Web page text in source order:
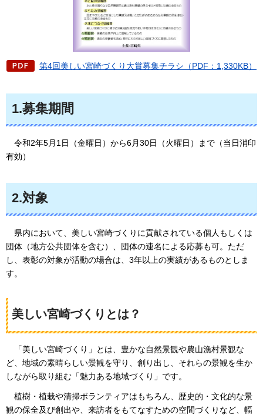
第4回美しい宮崎づくり大賞募集チラシ（PDF：1,330KB）
1.募集期間
令和2年5月1日（金曜日）から6月30日（火曜日）まで（当日消印
有効）
2.対象
県内において、美しい宮崎づくりに貢献されている個人もしくは
団体（地方公共団体を含む）、団体の連名による応募も可。ただ
し、表彰の対象が活動の場合は、3年以上の実績があるものとしま
す。
美しい宮崎づくりとは？
「美しい宮崎づくり」とは、豊かな自然景観や農山漁村景観な
ど、地域の素晴らしい景観を守り、創り出し、それらの景観を生か
しながら取り組む「魅力ある地域づくり」です。
植樹・ 植栽や清掃ボランティアはもちろん、歴史的・文化的な景
観の保全及び創出や、来訪者をもてなすための空間づくりなど、幅